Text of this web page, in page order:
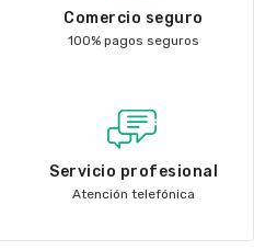
Comercio seguro
100% pagos seguros
Servicio profesional
Atención telefónica